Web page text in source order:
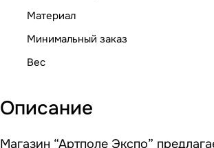
Материал
Минимальный заказ
Вес
Описание
Магазин “Артполе Экспо”